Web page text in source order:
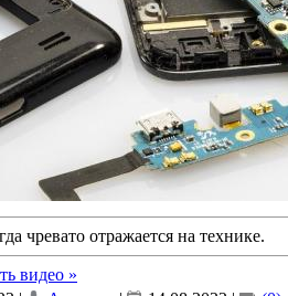
чревато отражается на технике.
видео »